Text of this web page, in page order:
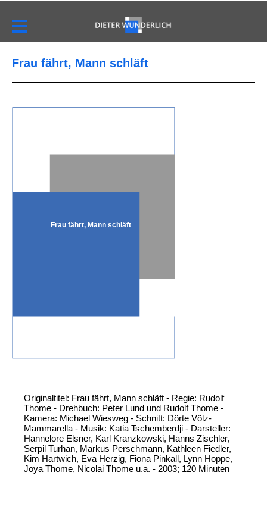
Frau fährt, Mann schläft
Frau fährt, Mann schläft
Originaltitel: Frau fährt, Mann schläft - Regie: Rudolf
Thome - Drehbuch: Peter Lund und Rudolf Thome -
Kamera: Michael Wiesweg - Schnitt: Dörte Völz-
Mammarella - Musik: Katia Tschemberdji - Darsteller:
Hannelore Elsner, Karl Kranzkowski, Hanns Zischler,
Serpil Turhan, Markus Perschmann, Kathleen Fiedler,
Kim Hartwich, Eva Herzig, Fiona Pinkall, Lynn Hoppe,
Joya Thome, Nicolai Thome u.a. - 2003; 120 Minuten